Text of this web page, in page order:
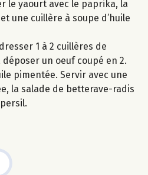
le yaourt avec le paprika, la
une cuillère à soupe d’huile
1 à 2 cuillères de
un oeuf coupé en 2.
pimentée. Servir avec une
la salade de betterave-radis